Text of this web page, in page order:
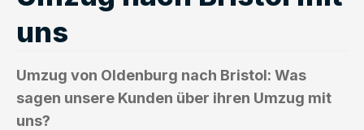
uns
Umzug von Oldenburg nach Bristol: Was
sagen unsere Kunden über ihren Umzug mit
uns?